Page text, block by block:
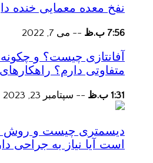
نفخ معده معمایی خنده
7:56 ب.ظ -- می 7, 2022
آفانتازی چیست؟ و
متفاوتی دارم؟
1:31 ب.ظ -- سپتامبر 23, 2023
دیسمتری چیست و روش
است آیا نیاز به جراحی